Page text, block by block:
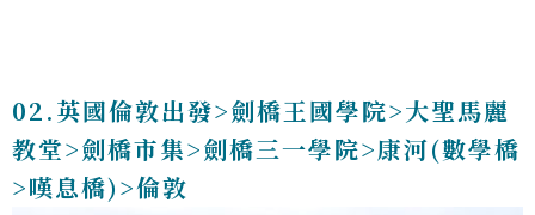
02.英國倫敦出發>劍橋王國學院>大聖馬麗
教堂>劍橋市集>劍橋三一學院>康河(數學橋
>嘆息橋)>倫敦